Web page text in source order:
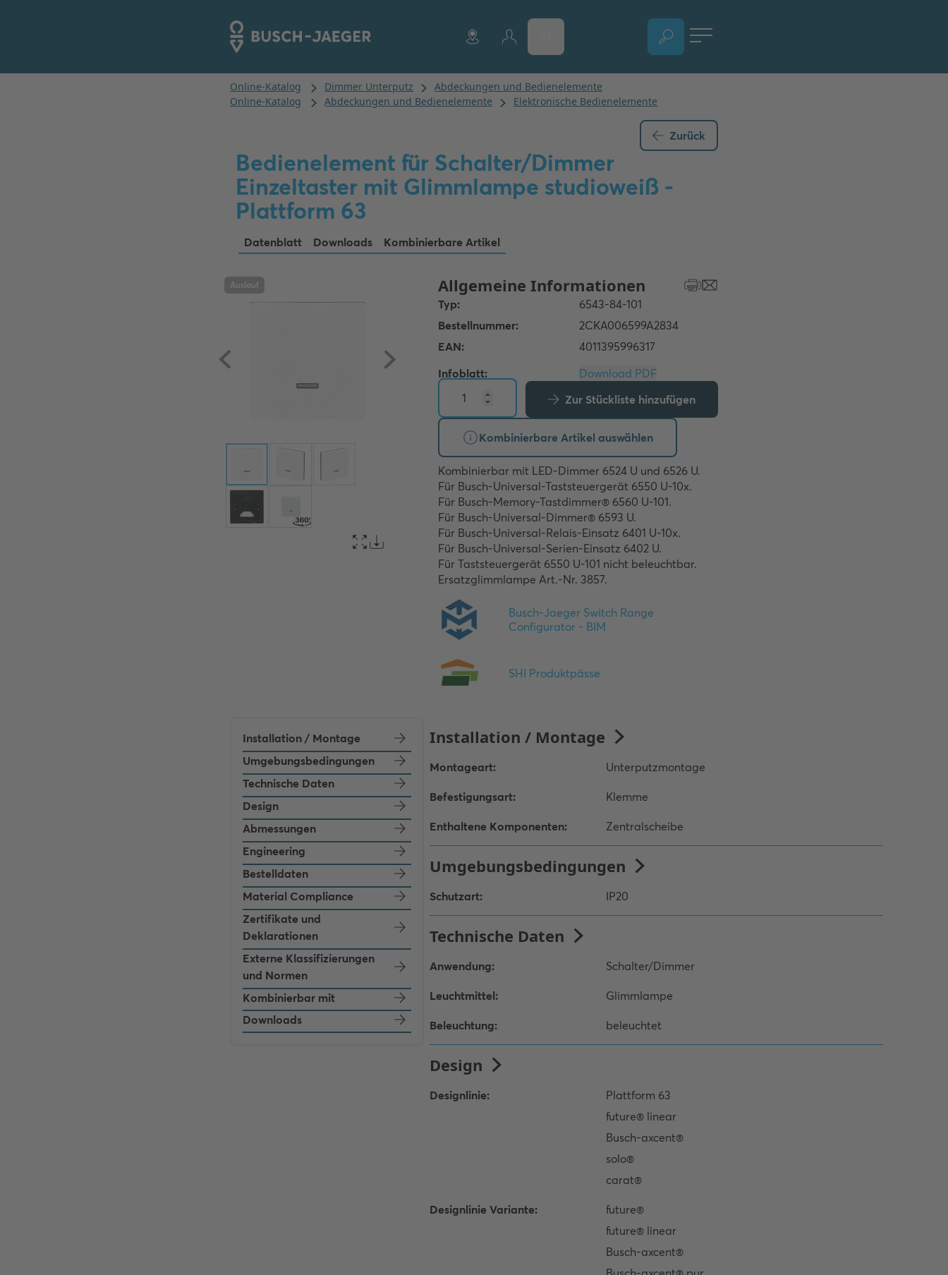
Zurück
Bedienelement für Schalter/Dimmer
Einzeltaster mit Glimmlampe studioweiß -
Plattform 63
Datenblatt Downloads Kombinierbare Artikel
Auslauf
Infoblatt:
Download PDF
Zur Stückliste hinzufügen
Kombinierbare Artikel auswählen
Kombinierbar mit LED-Dimmer 6524 U und 6526 U.
Für Busch-Universal-Taststeuergerät 6550 U-10x.
Für Busch-Memory-Tastdimmer® 6560 U-101.
Für Busch-Universal-Dimmer® 6593 U.
Für Busch-Universal-Relais-Einsatz 6401 U-10x.
Für Busch-Universal-Serien-Einsatz 6402 U.
Für Taststeuergerät 6550 U-101 nicht beleuchtbar.
Ersatzglimmlampe Art.-Nr. 3857.
Installation / Montage
Umgebungsbedingungen
Technische Daten
Design
Abmessungen
Engineering
Bestelldaten
Material Compliance
Zertifikate und
Deklarationen
Externe Klassifizierungen
und Normen
Kombinierbar mit
Downloads